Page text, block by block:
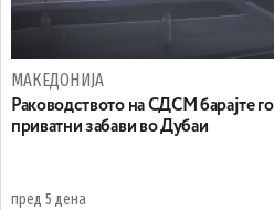
МАКЕДОНИЈА
Раководството на СДСМ барајте го
приватни забави во Дубаи
пред 5 дена